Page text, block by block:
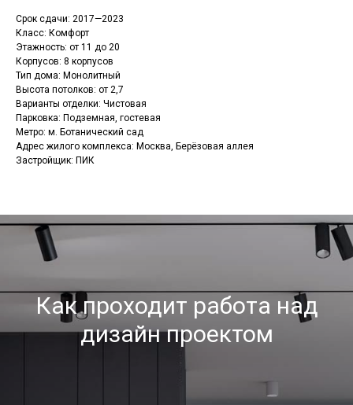
Срок сдачи: 2017—2023
Класс: Комфорт
Этажность: от 11 до 20
Корпусов: 8 корпусов
Тип дома: Монолитный
Высота потолков: от 2,7
Варианты отделки: Чистовая
Парковка: Подземная, гостевая
Метро: м. Ботанический сад
Адрес жилого комплекса: Москва, Берёзовая аллея
Застройщик: ПИК
Как проходит работа над
дизайн проектом